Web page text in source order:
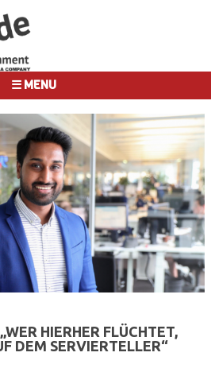
☰ MENU
HIERHER FLÜCHTET,
DEM SERVIERTELLER“